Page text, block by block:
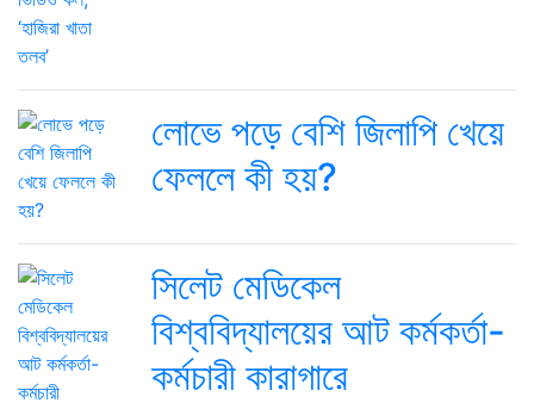
লোভে পড়ে বেশি জিলাপি খেয়ে
ফেললে কী হয়?
সিলেট মেডিকেল
বিশ্ববিদ্যালয়ের আট কর্মকর্তা-
কর্মচারী কারাগারে